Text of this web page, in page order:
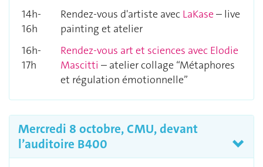
14h-
16h
Rendez-vous d'artiste avec LaKase– live
painting et atelier
16h-
17h
Rendez-vous art et sciences avec Elodie
Mascitti – atelier collage “Métaphores
et régulation émotionnelle”
Mercredi 8 octobre, CMU, devant
l’auditoire B400